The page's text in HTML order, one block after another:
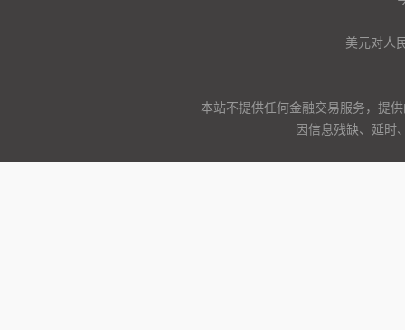
美元对人
本站不提供任何金融交易服务，提
因信息残缺、延时